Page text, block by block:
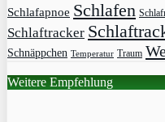
Schlafapnoe Schlafen
Schlaftracker
Schnäppchen Temperatur Traum
Weitere Empfehlung